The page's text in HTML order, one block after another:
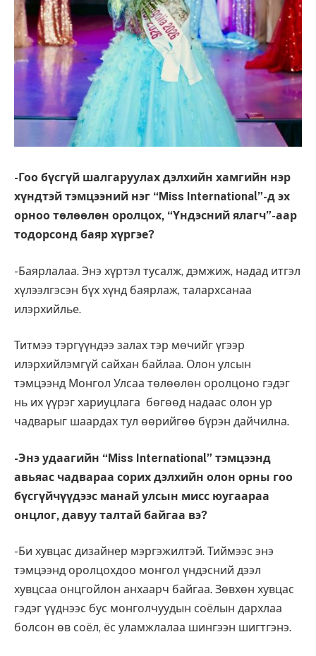
-Гоо бүсгүй шалгаруулах дэлхийн хамгийн нэр
хүндтэй тэмцээний нэг “Miss International”-д эх
орноо төлөөлөн оролцох, “Үндэсний ялагч”-аар
тодорсонд баяр хүргэе?
-Баярлалаа. Энэ хүртэл тусалж, дэмжиж, надад итгэл
хүлээлгэсэн бүх хүнд баярлаж, талархсанаа
илэрхийлье.
Титмээ тэргүүндээ залах тэр мөчийг үгээр
илэрхийлэмгүй сайхан байлаа. Олон улсын
тэмцээнд Монгол Улсаа төлөөлөн оролцоно гэдэг
нь их үүрэг хариуцлага бөгөөд надаас олон ур
чадварыг шаардах тул өөрийгөө бүрэн дайчилна.
-Энэ удаагийн “Miss International” тэмцээнд
авьяас чадвараа сорих дэлхийн олон орны гоо
бүсгүйчүүдээс манай улсын мисс юугаараа
онцлог, давуу талтай байгаа вэ?
-Би хувцас дизайнер мэргэжилтэй. Тиймээс энэ
тэмцээнд оролцохдоо монгол үндэсний дээл
хувцсаа онцгойлон анхаарч байгаа. Зөвхөн хувцас
гэдэг үүднээс бус монголчуудын соёлын дархлаа
болсон өв соёл, ёс уламжлалаа шингээн шигтгэнэ.